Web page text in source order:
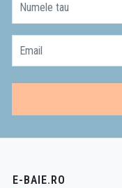
Numele tau
Email
E-BAIE.RO